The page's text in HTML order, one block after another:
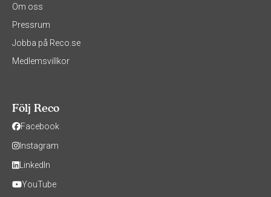
Om oss
Pressrum
Jobba på Reco.se
Medlemsvillkor
Följ Reco
Facebook
Instagram
LinkedIn
YouTube